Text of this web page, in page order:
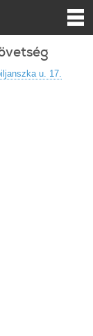
u. 17.